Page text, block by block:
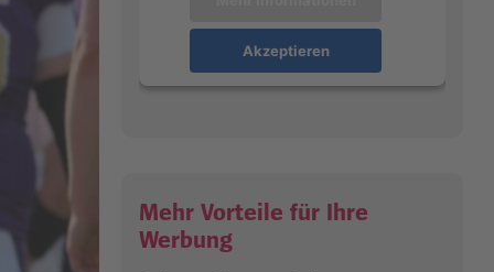
Akzeptieren
Mehr Vorteile für Ihre
Werbung